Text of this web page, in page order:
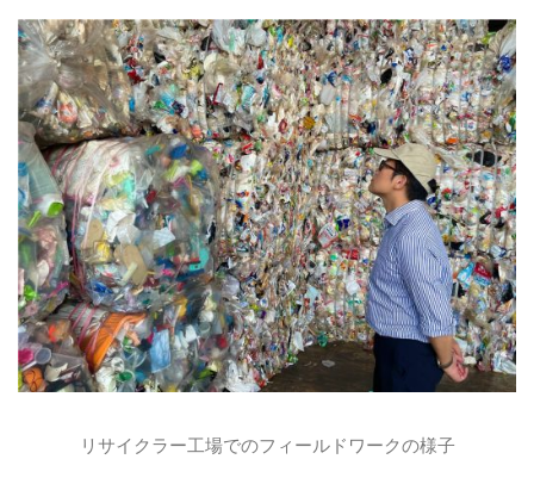
リサイクラー工場でのフィールドワークの様子